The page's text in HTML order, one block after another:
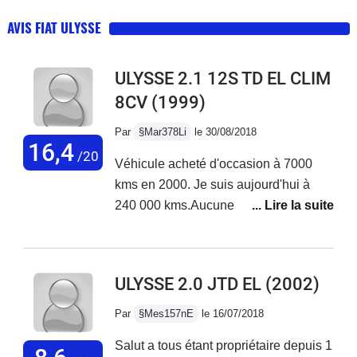
AVIS FIAT ULYSSE
16,4/20
ULYSSE 2.1 12S TD EL CLIM
8CV (1999)
Par §Mar378Li le 30/08/2018
Véhicule acheté d'occasion à 7000
kms en 2000. Je suis aujourd'hui à
240 000 kms.Aucune panne durant
courroie accessoire qui a cassé.J'ai
roulé près de 4 000 kms cet été sans
encombre.La consommation est
souple et c'est une très bonne
ULYSSE 2.0 JTD EL (2002)
Par §Mes157nE le 16/07/2018
Salut a tous étant propriétaire depuis 1